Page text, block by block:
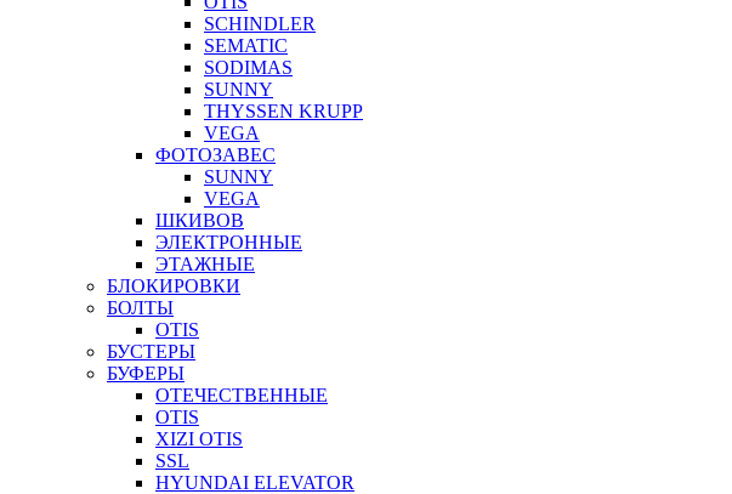
SCHINDLER
SEMATIC
SODIMAS
SUNNY
THYSSEN KRUPP
VEGA
ФОТОЗАВЕС
SUNNY
VEGA
ШКИВОВ
ЭЛЕКТРОННЫЕ
ЭТАЖНЫЕ
БЛОКИРОВКИ
БОЛТЫ
OTIS
БУСТЕРЫ
БУФЕРЫ
ОТЕЧЕСТВЕННЫЕ
OTIS
XIZI OTIS
SSL
HYUNDAI ELEVATOR